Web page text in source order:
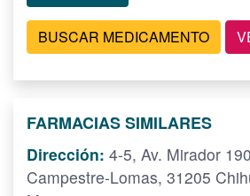
BUSCAR MEDICAMENTO
FARMACIAS SIMILARES
Dirección: 4-5, Av. Mirador
Campestre-Lomas, 31205